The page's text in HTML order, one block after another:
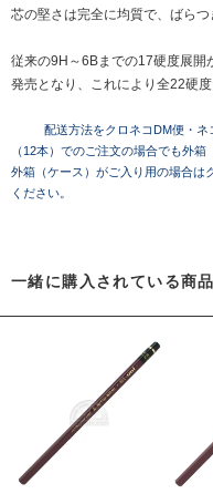
芯の堅さは完全に均質で、ばら
従来の9H～6Bまでの17硬度展
発売となり、これにより全22硬
配送方法をクロネコDM便・
（12本）でのご注文の場合でも外箱
外箱（ケース）がご入り用の場合は
ください。
一緒に購入されている商品